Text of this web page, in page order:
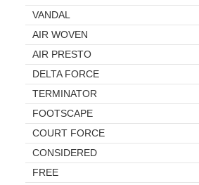
VANDAL
AIR WOVEN
AIR PRESTO
DELTA FORCE
TERMINATOR
FOOTSCAPE
COURT FORCE
CONSIDERED
FREE